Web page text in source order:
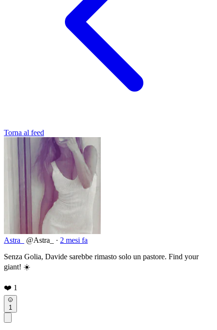
Torna al feed
Astra_ @Astra_ · 2 mesi fa
Senza Golia, Davide sarebbe rimasto solo un pastore. Find your
giant! ☀️
❤️ 1
1